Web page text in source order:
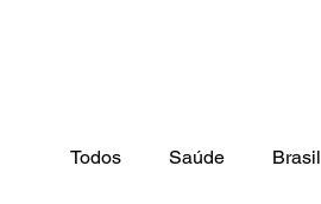
Todos Saúde Brasil